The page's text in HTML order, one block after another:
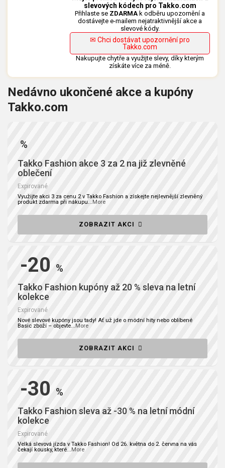
slevových kódech pro Takko.com
Přihlaste se ZDARMA k odběru upozornění a
dostávejte e-mailem nejatraktivnější akce a
slevové kódy.
✉ Chci dostávat upozornění pro
Takko.com
Nakupujte chytře a využijte slevy, díky kterým
získáte více za méně.
Nedávno ukončené akce a kupóny
Takko.com
%
Takko Fashion akce 3 za 2 na již zlevněné
oblečení
Expirované
Využijte akci 3 za cenu 2 v Takko Fashion a získejte nejlevnější zlevněný
produkt zdarma při nákupu... More
ZOBRAZIT AKCI
-20 %
Takko Fashion kupóny až 20 % sleva na letní
kolekce
Expirované
Nové slevové kupóny jsou tady! Ať už jde o módní hity nebo oblíbené
Basic zboží – objevte... More
ZOBRAZIT AKCI
-30 %
Takko Fashion sleva až -30 % na letní módní
kolekce
Expirované
Velká slevová jízda v Takko Fashion! Od 26. května do 2. června na vás
čekají kousky, které...More